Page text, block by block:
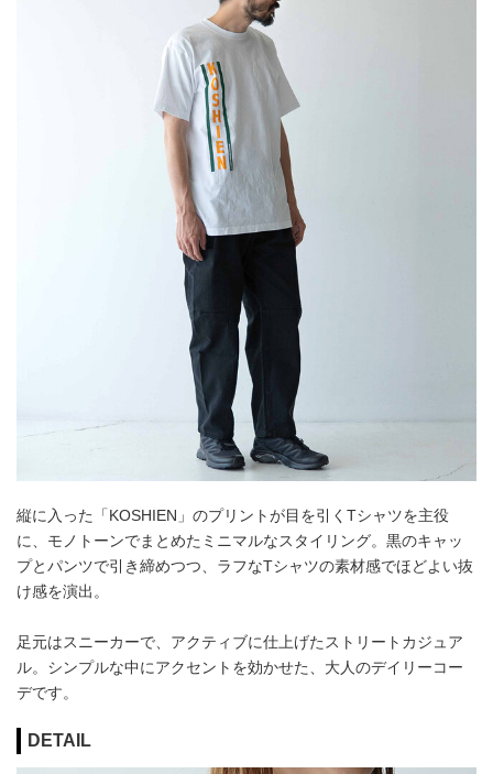
縦に入った「KOSHIEN」のプリントが目を引くTシャツを主役
に、モノトーンでまとめたミニマルなスタイリング。黒のキャッ
プとパンツで引き締めつつ、ラフなTシャツの素材感でほどよい抜
け感を演出。
足元はスニーカーで、アクティブに仕上げたストリートカジュア
ル。シンプルな中にアクセントを効かせた、大人のデイリーコー
デです。
DETAIL